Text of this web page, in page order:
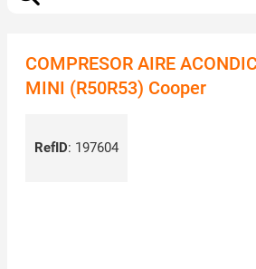
COMPRESOR AIRE
MINI (R50R53) Cooper
RefID: 197604